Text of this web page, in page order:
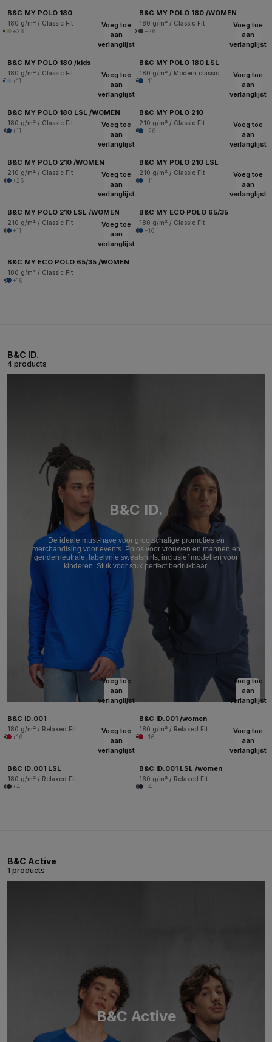
B&C MY POLO 180
180 g/m² / Classic Fit
+26
B&C MY POLO 180 /WOMEN
180 g/m² / Classic Fit
+26
Voeg toe
aan
verlanglijst
B&C MY POLO 180 /kids
180 g/m² / Classic Fit
+11
Voeg toe
aan
verlanglijst
B&C MY POLO 180 LSL
180 g/m² / Modern classic
+11
Voeg toe
aan
verlanglijst
B&C MY POLO 180 LSL /WOMEN
180 g/m² / Classic Fit
+11
Voeg toe
aan
verlanglijst
B&C MY POLO 210
210 g/m² / Classic Fit
+26
Voeg toe
aan
verlanglijst
B&C MY POLO 210 /WOMEN
210 g/m² / Classic Fit
+26
Voeg toe
aan
verlanglijst
B&C MY POLO 210 LSL
210 g/m² / Classic Fit
+11
Voeg toe
aan
verlanglijst
B&C MY POLO 210 LSL /WOMEN
210 g/m² / Classic Fit
+11
Voeg toe
aan
verlanglijst
B&C MY ECO POLO 65/35
180 g/m² / Classic Fit
+16
Voeg toe
aan
verlanglijst
B&C MY ECO POLO 65/35 /WOMEN
180 g/m² / Classic Fit
+16
B&C ID.
4 products
B&C ID.
De ideale must-have voor grootschalige promoties en
merchandising voor events. Polos voor vrouwen en mannen en
genderneutrale, labelvrije sweatshirts, inclusief modellen voor
kinderen. Stuk voor stuk perfect bedrukbaar.
Voeg toe
aan
verlanglijst
B&C ID.001
180 g/m² / Relaxed Fit
+16
Voeg toe
aan
verlanglijst
B&C ID.001 /women
180 g/m² / Relaxed Fit
+16
Voeg toe
aan
verlanglijst
B&C ID.001 LSL
180 g/m² / Relaxed Fit
+4
Voeg toe
aan
verlanglijst
B&C ID.001 LSL /women
180 g/m² / Relaxed Fit
+4
B&C Active
1 products
B&C Active